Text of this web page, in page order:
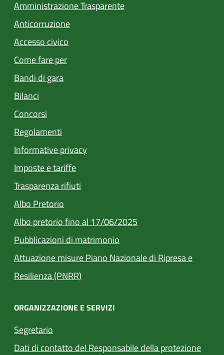
Amministrazione Trasparente
Anticorruzione
Accesso civico
Come fare per
Bandi di gara
Bilanci
Concorsi
Regolamenti
Informative privacy
Imposte e tariffe
Trasparenza rifiuti
Albo Pretorio
Albo pretorio fino al 17/06/2025
Pubblicazioni di matrimonio
Attuazione misure Piano Nazionale di Ripresa e
Resilienza (PNRR)
ORGANIZZAZIONE E SERVIZI
Segretario
Dati di contatto del Responsabile della protezione